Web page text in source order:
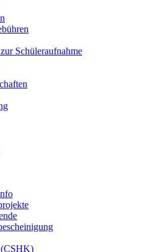
Schüleraufnahme
(CSHK)